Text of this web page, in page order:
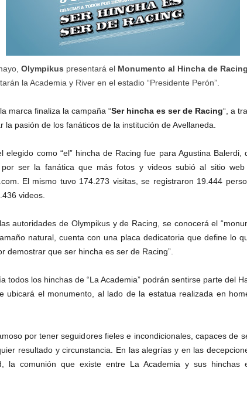
Olympikus presentará el Monumento al Hincha de Racing
la Academia y River en el estadio “Presidente Perón”.
marca finaliza la campaña “Ser hincha es ser de Racing“, a
la pasión de los fanáticos de la institución de Avellaneda.
elegido como “el” hincha de Racing fue para Agustina Balerdi,
por ser la fanática que más fotos y videos subió al sitio web
El mismo tuvo 174.273 visitas, se registraron 19.444
videos.
autoridades de Olympikus y de Racing, se conocerá el
natural, cuenta con una placa dedicatoria que define lo
demostrar que ser hincha es ser de Racing”.
todos los hinchas de “La Academia” podrán sentirse parte del
ubicará el monumento, al lado de la estatua realizada en
por tener seguidores fieles e incondicionales, capaces de
resultado y circunstancia. En las alegrías y en las
la comunión que existe entre La Academia y sus hinchas